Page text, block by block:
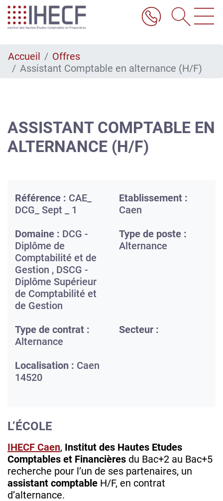
Aller
au
contenu
Accueil
Offres
Assistant Comptable en alternance (H/F)
ASSISTANT COMPTABLE EN
ALTERNANCE (H/F)
Référence : CAE_
DCG_ Sept _ 1
Etablissement :
Caen
Domaine : DCG -
Diplôme de
Comptabilité et de
Gestion , DSCG -
Diplôme Supérieur
de Comptabilité et
de Gestion
Type de poste :
Alternance
Type de contrat :
Alternance
Secteur :
Localisation : Caen
14520
L’ÉCOLE
IHECF Caen, Institut des Hautes Etudes
Comptables et Financières du Bac+2 au Bac+5
recherche pour l’un de ses partenaires, un
assistant comptable H/F, en contrat
d’alternance.